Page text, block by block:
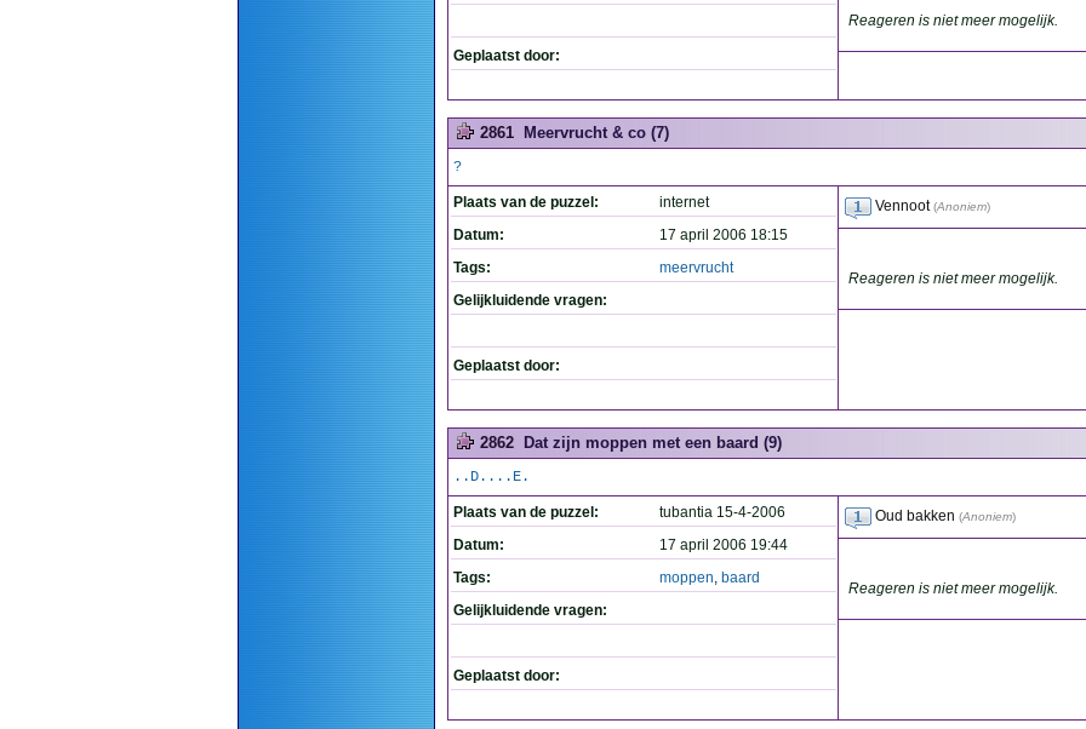
Geplaatst door:
Reageren is niet meer mogelijk.
2861 Meervrucht & co (7)
?
Plaats van de puzzel:
internet
Datum:
17 april 2006 18:15
Tags:
meervrucht
Gelijkluidende vragen:
Geplaatst door:
Vennoot (Anoniem)
Reageren is niet meer mogelijk.
2862 Dat zijn moppen met een baard (9)
..D....E.
Plaats van de puzzel:
tubantia 15-4-2006
Datum:
17 april 2006 19:44
Tags:
moppen, baard
Gelijkluidende vragen:
Geplaatst door:
Oud bakken (Anoniem)
Reageren is niet meer mogelijk.